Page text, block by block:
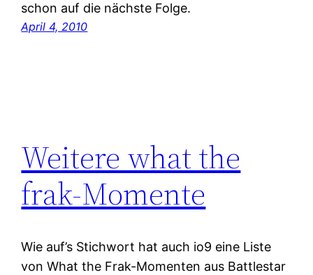
schon auf die nächste Folge.
April 4, 2010
Weitere what the
frak-Momente
Wie auf’s Stichwort hat auch io9 eine Liste
von What the Frak-Momenten aus Battlestar